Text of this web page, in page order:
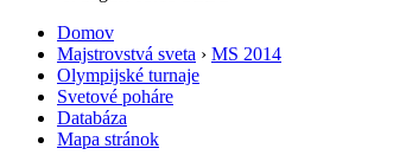
Domov
Majstrovstvá sveta › MS 2014
Olympijské turnaje
Svetové poháre
Databáza
Mapa stránok